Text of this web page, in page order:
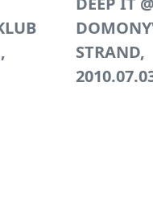
STRAND,